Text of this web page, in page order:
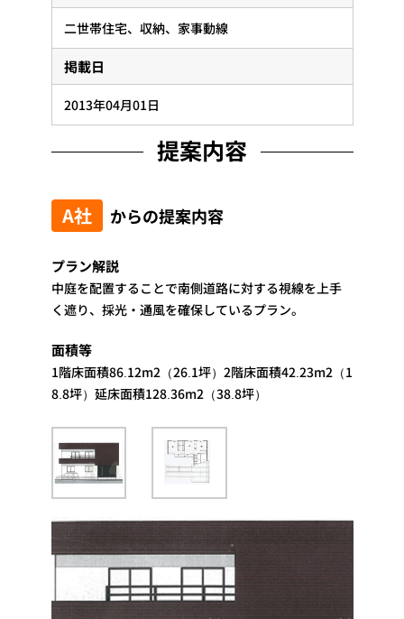
二世帯住宅 収納 家事動線
掲載日
2013年04月01日
提案内容
A社 からの提案内容
プラン解説
中庭を配置することで南側道路に対する視線を上手
く遮り、採光・通風を確保しているプラン。
面積等
1階床面積86.12m2（26.1坪）2階床面積42.23m2（1
8.8坪）延床面積128.36m2（38.8坪）